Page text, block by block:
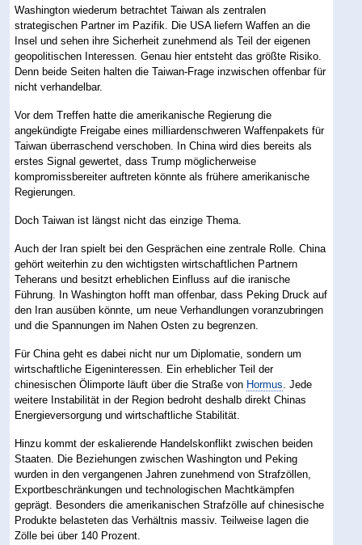
Washington wiederum betrachtet Taiwan als zentralen
strategischen Partner im Pazifik. Die USA liefern Waffen an die
Insel und sehen ihre Sicherheit zunehmend als Teil der eigenen
geopolitischen Interessen. Genau hier entsteht das größte Risiko.
Denn beide Seiten halten die Taiwan-Frage inzwischen offenbar für
nicht verhandelbar.
Vor dem Treffen hatte die amerikanische Regierung die
angekündigte Freigabe eines milliardenschweren Waffenpakets für
Taiwan überraschend verschoben. In China wird dies bereits als
erstes Signal gewertet, dass Trump möglicherweise
kompromissbereiter auftreten könnte als frühere amerikanische
Regierungen.
Doch Taiwan ist längst nicht das einzige Thema.
Auch der Iran spielt bei den Gesprächen eine zentrale Rolle. China
gehört weiterhin zu den wichtigsten wirtschaftlichen Partnern
Teherans und besitzt erheblichen Einfluss auf die iranische
Führung. In Washington hofft man offenbar, dass Peking Druck auf
den Iran ausüben könnte, um neue Verhandlungen voranzubringen
und die Spannungen im Nahen Osten zu begrenzen.
Für China geht es dabei nicht nur um Diplomatie, sondern um
wirtschaftliche Eigeninteressen. Ein erheblicher Teil der
chinesischen Ölimporte läuft über die Straße von Hormus . Jede
weitere Instabilität in der Region bedroht deshalb direkt Chinas
Energieversorgung und wirtschaftliche Stabilität.
Hinzu kommt der eskalierende Handelskonflikt zwischen beiden
Staaten. Die Beziehungen zwischen Washington und Peking
wurden in den vergangenen Jahren zunehmend von Strafzöllen,
Exportbeschränkungen und technologischen Machtkämpfen
geprägt. Besonders die amerikanischen Strafzölle auf chinesische
Produkte belasteten das Verhältnis massiv. Teilweise lagen die
Zölle bei über 140 Prozent.